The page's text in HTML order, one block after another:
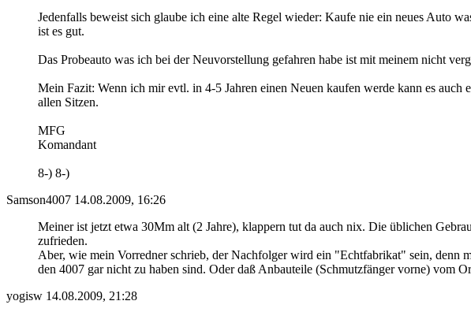
Jedenfalls beweist sich glaube ich eine alte Regel wieder: Kaufe nie ein neues Auto
ist es gut.
Das Probeauto was ich bei der Neuvorstellung gefahren habe ist mit meinem nicht
Mein Fazit: Wenn ich mir evtl. in 4-5 Jahren einen Neuen kaufen werde kann es
allen Sitzen.
MFG
Komandant
8-) 8-)
Samson4007 14.08.2009, 16:26
Meiner ist jetzt etwa 30Mm alt (2 Jahre), klappern tut da auch nix. Die üblichen
zufrieden.
Aber, wie mein Vorredner schrieb, der Nachfolger wird ein "Echtfabrikat" sein,
den 4007 gar nicht zu haben sind. Oder daß Anbauteile (Schmutzfänger vorne) vom
yogisw 14.08.2009, 21:28